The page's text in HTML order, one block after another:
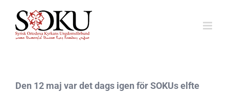
innehållet
Den 12 maj var det dags igen för SOKUs elfte